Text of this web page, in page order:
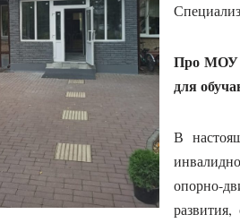
Про МОУ
для
В
опорно-